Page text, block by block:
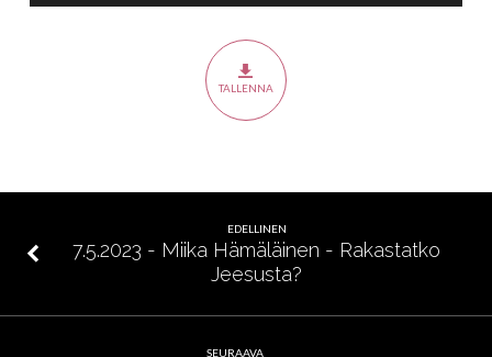
Äiti
TALLENNA
EDELLINEN
7.5.2023 - Miika Hämäläinen - Rakastatko
Jeesusta?
SEURAAVA